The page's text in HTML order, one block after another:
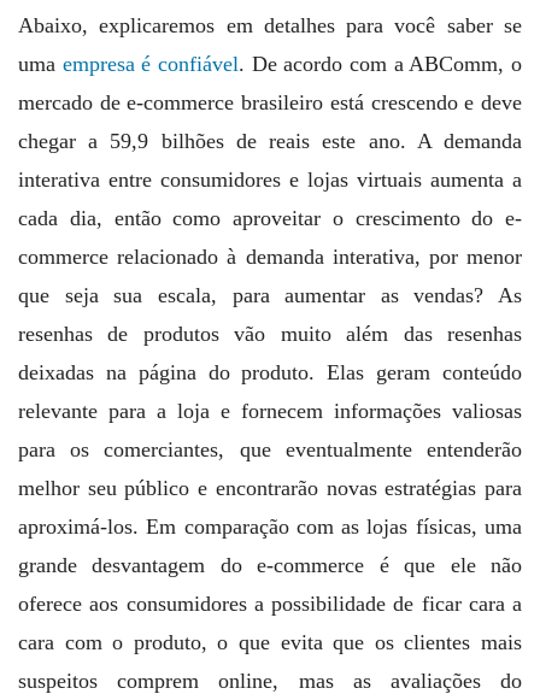
Abaixo, explicaremos em detalhes para você saber se
uma empresa é confiável. De acordo com a ABComm, o
mercado de e-commerce brasileiro está crescendo e deve
chegar a 59,9 bilhões de reais este ano. A demanda
interativa entre consumidores e lojas virtuais aumenta a
cada dia, então como aproveitar o crescimento do e-
commerce relacionado à demanda interativa, por menor
que seja sua escala, para aumentar as vendas? As
resenhas de produtos vão muito além das resenhas
deixadas na página do produto. Elas geram conteúdo
relevante para a loja e fornecem informações valiosas
para os comerciantes, que eventualmente entenderão
melhor seu público e encontrarão novas estratégias para
aproximá-los. Em comparação com as lojas físicas, uma
grande desvantagem do e-commerce é que ele não
oferece aos consumidores a possibilidade de ficar cara a
cara com o produto, o que evita que os clientes mais
suspeitos comprem online, mas as avaliações do